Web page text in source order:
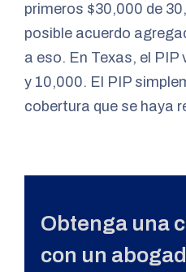
primeros $30,000 de
posible acuerdo
a eso. En Texas, el
y 10,000. El PIP
cobertura que se haya
Obtenga una
con un